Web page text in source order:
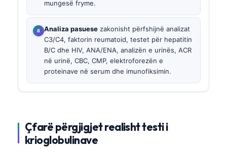
mungesë fryme.
Analiza pasuese zakonisht përfshijnë analizat
C3/C4, faktorin reumatoid, testet për hepatitin
B/C dhe HIV, ANA/ENA, analizën e urinës, ACR
në urinë, CBC, CMP, elektroforezën e
proteinave në serum dhe imunofiksimin.
Çfarë përgjigjet realisht testi i
krioglobulinave